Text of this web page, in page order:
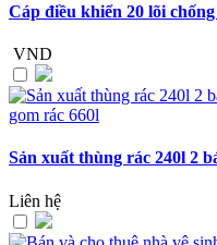
Cáp điều khiển 20 lõi
VND
Sản xuất thùng rác 240l 2
Liên hệ